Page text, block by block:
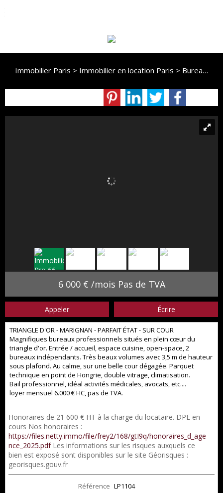
Immobilier Paris > Immobilier en location Paris > Bureau en location Paris
6 000 € /mois Pas de TVA
Appeler Écrire
TRIANGLE D'OR - MARIGNAN - PARFAIT ÉTAT - SUR COUR
Magnifiques bureaux professionnels situés en plein cœur du
triangle d'or. Entrée / accueil, espace cuisine, open-space, 2
bureaux indépendants. Très beaux volumes avec 3,5 m de hauteur
sous plafond. Au calme, sur une belle cour dégagée. Parquet
technique en point de Hongrie, double vitrage, climatisation.
Bail professionnel, idéal activités médicales, avocats, etc....
loyer mensuel 6.000 € HC, pas de TVA.
Honoraires de 21 600 € HT à la charge du locataire. DPE en
cours Nos honoraires :
https://files.netty.immo/file/frey2/168/gtI9q/honoraires_d_age
nce_2025.pdfLes informations sur les risques auxquels ce
bien est exposé sont disponibles sur le site Géorisques :
georisques.gouv.fr
Référence LP1104